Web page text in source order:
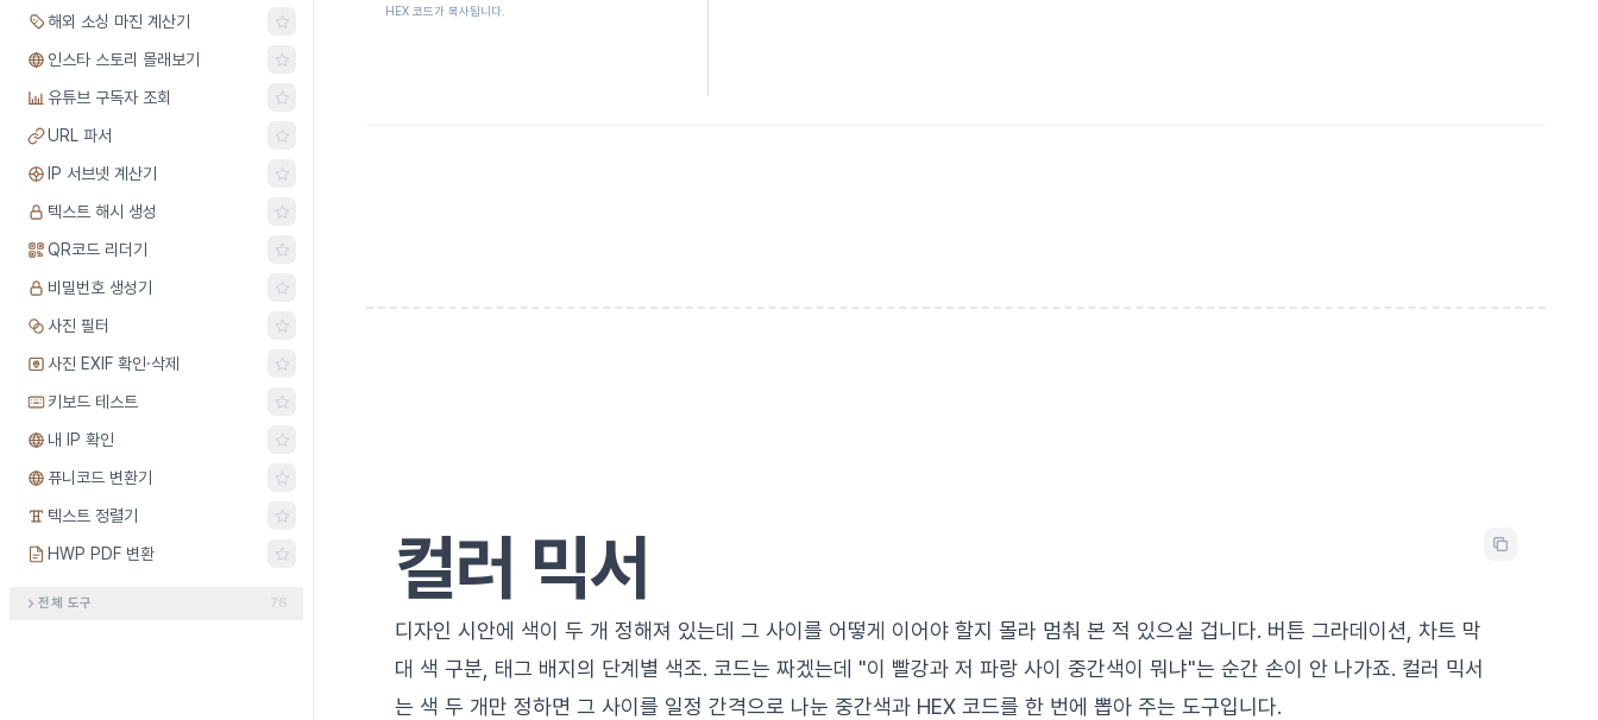
해외 소싱 마진 계산기
인스타 스토리 몰래보기
유튜브 구독자 조회
URL 파서
IP 서브넷 계산기
텍스트 해시 생성
QR코드 리더기
비밀번호 생성기
사진 필터
사진 EXIF 확인·삭제
키보드 테스트
내 IP 확인
퓨니코드 변환기
텍스트 정렬기
HWP PDF 변환
전체 도구 76
HEX 코드가 복사됩니다.
컬러 믹서
디자인 시안에 색이 두 개 정해져 있는데 그 사이를 어떻게 이어야 할지 몰라 멈춰 본 적 있으실 겁니다. 버튼 그라데이션, 차트 막
대 색 구분, 태그 배지의 단계별 색조. 코드는 짜겠는데 "이 빨강과 저 파랑 사이 중간색이 뭐냐"는 순간 손이 안 나가죠. 컬러 믹서
는 색 두 개만 정하면 그 사이를 일정 간격으로 나눈 중간색과 HEX 코드를 한 번에 뽑아 주는 도구입니다.